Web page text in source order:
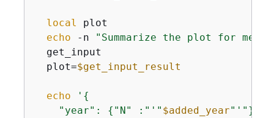
local
plot
echo -n
"Summarize the plot for me: "
  get_input
  plot=
$get_input_result
echo ' {
    "year":
{ "N" :"' " $added_year" '"},